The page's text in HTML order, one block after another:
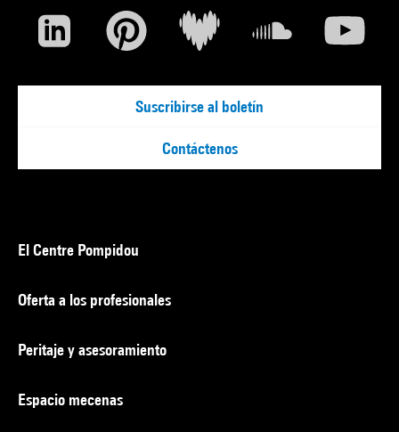
Suscribirse al boletín
Contáctenos
El Centre Pompidou
Oferta a los profesionales
Peritaje y asesoramiento
Espacio mecenas